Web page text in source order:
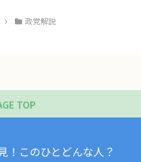
政党解説
TOP
！このひとどんな人？